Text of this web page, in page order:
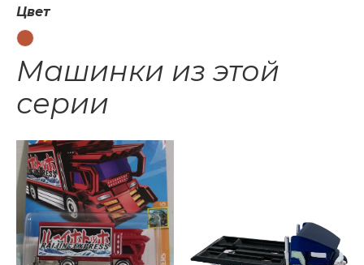
Цвет
Машинки из этой
серии